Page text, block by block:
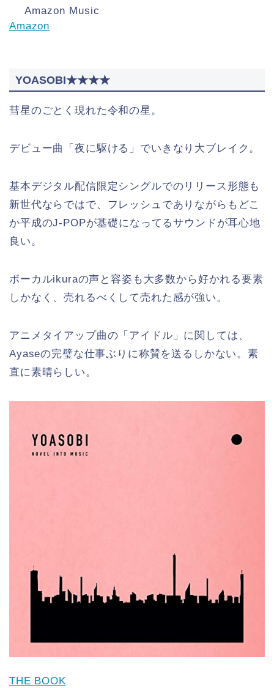
Amazon Music
Amazon
YOASOBI★★★★
彗星のごとく現れた令和の星。
デビュー曲「夜に駆ける」でいきなり大ブレイク。
基本デジタル配信限定シングルでのリリース形態も
新世代ならではで、フレッシュでありながらもどこ
か平成のJ-POPが基礎になってるサウンドが耳心地
良い。
ボーカルikuraの声と容姿も大多数から好かれる要素
しかなく、売れるべくして売れた感が強い。
アニメタイアップ曲の「アイドル」に関しては、
Ayaseの完璧な仕事ぶりに称賛を送るしかない。素
直に素晴らしい。
THE BOOK